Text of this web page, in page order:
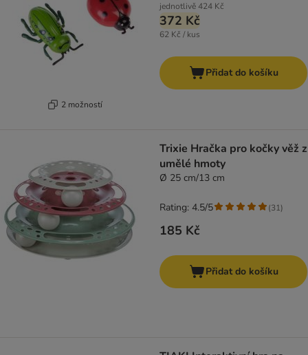
2 možností
jednotlivě424 Kč
372 Kč
62 Kč / kus
Přidat do košíku
Trixie Hračka pro kočky věž z
umělé hmoty
Ø 25 cm/13 cm
185 Kč
Rating: 4.5/5 (31)
Přidat do košíku